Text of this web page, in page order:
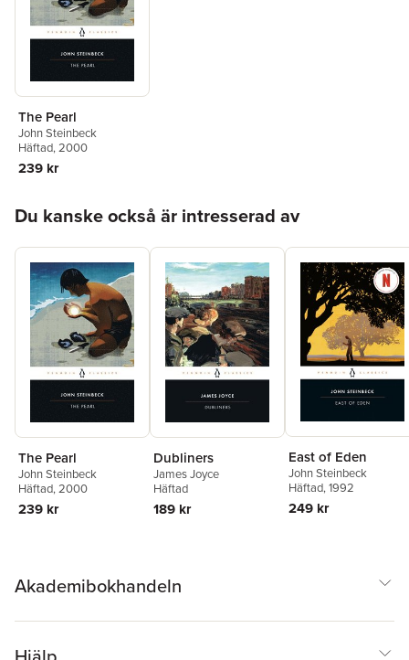
The Pearl
John Steinbeck
Häftad, 2000
239 kr
Du kanske också är intresserad av
The Pearl
John Steinbeck
Häftad, 2000
239 kr
Dubliners
James Joyce
Häftad
189 kr
East of Eden
John Steinbeck
Häftad, 1992
249 kr
Akademibokhandeln